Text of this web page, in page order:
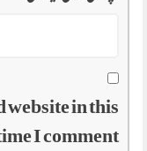
website in this
I comment.